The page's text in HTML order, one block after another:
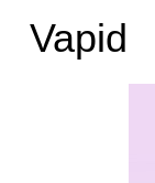
Vapid